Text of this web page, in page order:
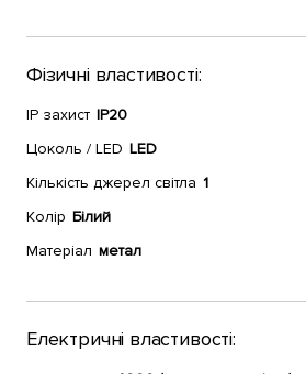
Фізичні властивості:
IP захист IP20
Цоколь / LED LED
Кількість джерел світла 1
Колір Білий
Матеріал метал
Електричні властивості: